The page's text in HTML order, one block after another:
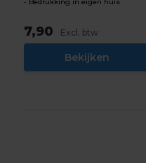
7,90 Excl. btw
Bekijken